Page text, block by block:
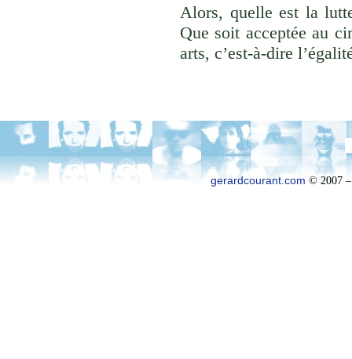
Alors, quelle est la
Que soit acceptée au
arts, c’est-à-dire
gerardcourant.com © 2007